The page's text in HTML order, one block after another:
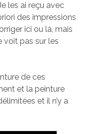
les ai reçu avec
des impressions
ici ou là, mais
voit pas sur les
de ces
et la peinture
et il n’y a